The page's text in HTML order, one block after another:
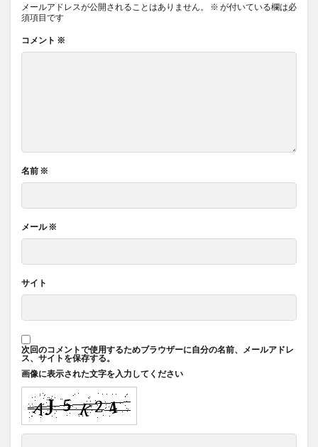
メールアドレスが公開されることはありません。 ※ が付いている欄は必
須項目です
コメント ※
名前 ※
メール※
サイト
次回のコメントで使用するためブラウザーに自分の名前、メールアドレ
ス、サイトを保存する。
画像に表示された文字を入力してください